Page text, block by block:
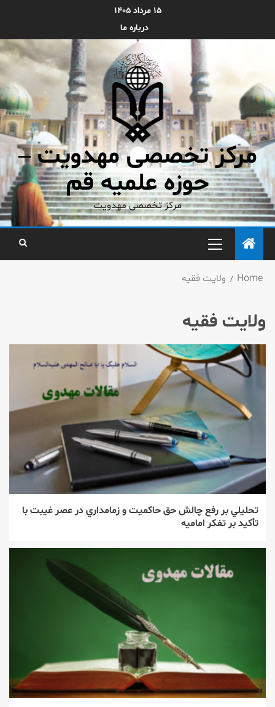
۱۵ مرداد ۱۴۰۵
درباره ما
مرکز تخصصی مهدویت –
حوزه علمیه قم
مرکز تخصصی مهدویت
Home ولایت فقیه
ولایت فقیه
تحليلي بر رفع چالش حق حاكميت و زمامداري در عصر غيبت با
تأكيد بر تفكر اماميه